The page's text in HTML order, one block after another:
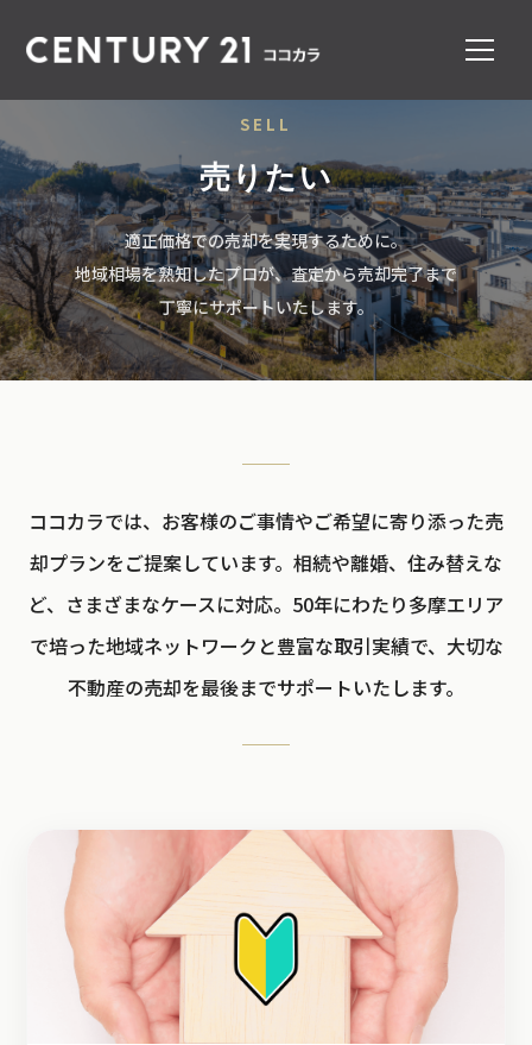
SELL
売りたい
適正価格での売却を実現するために。
地域相場を熟知したプロが、査定から売却完了まで
丁寧にサポートいたします。
ココカラでは、お客様のご事情やご希望に寄り添った売
却プランをご提案しています。相続や離婚、住み替えな
ど、さまざまなケースに対応。50年にわたり多摩エリア
で培った地域ネットワークと豊富な取引実績で、大切な
不動産の売却を最後までサポートいたします。